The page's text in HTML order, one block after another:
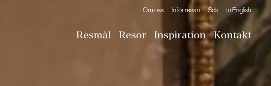
Om oss Inför resan Sök In English
Resmål Resor Inspiration Kontakt